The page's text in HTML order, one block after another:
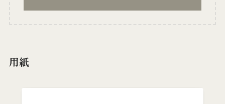
用紙